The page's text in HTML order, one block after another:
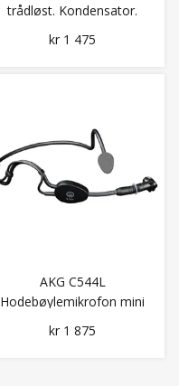
trådløst. Kondensator.
kr 1 475
AKG C544L
Hodebøylemikrofon mini
kr 1 875